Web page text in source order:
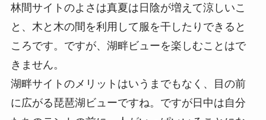
林間サイト のよさは真夏は 日陰が増えて涼しいこ
と、木と木の間を利用して服を干したりできると
ころです。ですが、湖畔ビューを楽しむことはで
きません。
湖畔サイト のメリットはいうまでもなく、目の前
に広がる琵琶湖ビューですね。ですが日中は自分